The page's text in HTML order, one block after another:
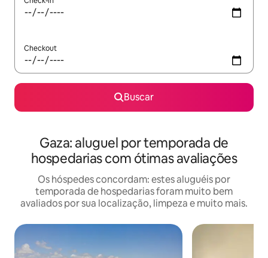
Checkout
Buscar
Gaza: aluguel por temporada de
hospedarias com ótimas avaliações
Os hóspedes concordam: estes aluguéis por
temporada de hospedarias foram muito bem
avaliados por sua localização, limpeza e muito mais.